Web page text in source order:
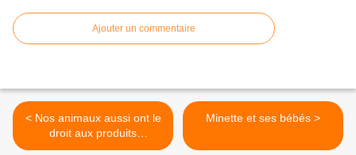
Ajouter un commentaire
< Nos animaux aussi ont le
droit aux produits
cosmétiques
Minette et ses bébés >